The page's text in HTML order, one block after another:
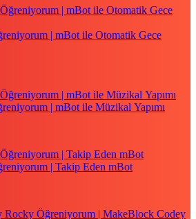
| mBot ile Otomatik Gece
| mBot ile Müzikal Yapımı
| Takip Eden mBot